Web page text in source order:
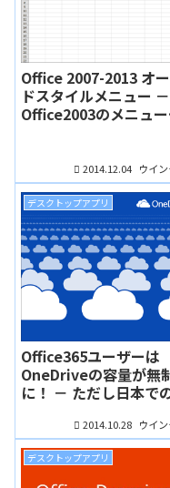
Office 2007-2013 オ
ドスタイルメニュー －
Office2003のメニュ
2014.12.04 ウイ
デスクトップアプリ
Office365ユーザーは
OneDriveの容量が無
に！ － ただし日本で
2014.10.28 ウイ
デスクトップアプリ